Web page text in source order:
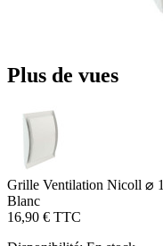
Plus de vues
Grille Ventilation Nicoll ⌀
Blanc
16,90 € TTC